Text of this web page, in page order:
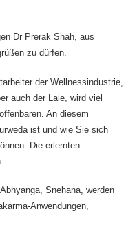
Dr Prerak Shah, aus
zu dürfen.
der Wellnessindustrie,
auch der Laie, wird viel
An diesem
ist und wie Sie sich
Die erlernten
Snehana, werden
Anwendungen,